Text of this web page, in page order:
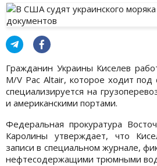
Гражданин Украины Киселев
M/V Pac Altair, которое ходит под
специализируется на
и американскими портами.
Федеральная прокуратура
Каролины утверждает, что
записи в специальном журнале,
нефтесодержащими трюмными